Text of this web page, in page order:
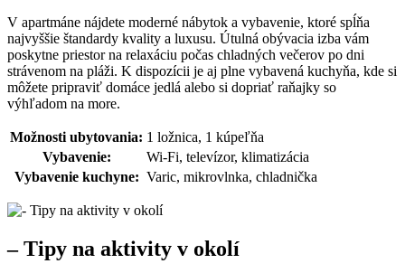
V apartmáne nájdete moderné nábytok a vybavenie, ktoré spĺňa
najvyššie štandardy kvality a luxusu. Útulná obývacia izba vám
poskytne priestor na relaxáciu počas chladných večerov po dni
strávenom na pláži. K dispozícii je aj plne vybavená kuchyňa, kde si
môžete pripraviť domáce jedlá alebo si dopriať raňajky so
výhľadom na more.
Možnosti ubytovania: 1 ložnica, 1 kúpeľňa
Vybavenie:
Wi-Fi, televízor, klimatizácia
Vybavenie kuchyne: Varic, mikrovlnka, chladnička
– Tipy na aktivity v okolí